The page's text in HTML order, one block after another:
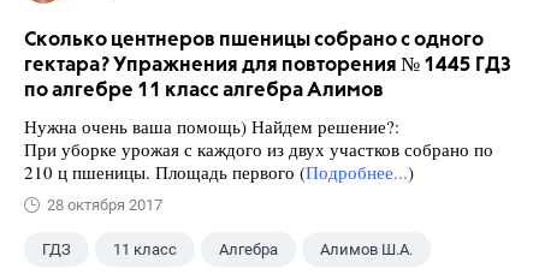
Сколько центнеров пшеницы собрано с одного
гектара? Упражнения для повторения № 1445 ГДЗ
по алгебре 11 класс алгебра Алимов
Нужна очень ваша помощь) Найдем решение?:
При уборке урожая с каждого из двух участков собрано по
210 ц пшеницы. Площадь первого (Подробнее...)
28 октября 2017
ГДЗ 11 класс Алгебра Алимов Ш.А.